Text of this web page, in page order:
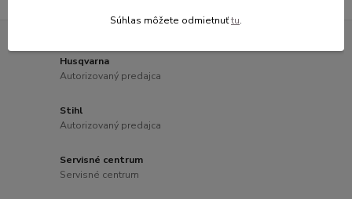
Husqvarna
Autorizovaný predajca
Stihl
Autorizovaný predajca
Servisné centrum
Servisné centrum
Súhlas môžete odmietnuťtu.